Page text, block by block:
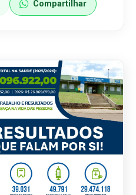
Compartilhar